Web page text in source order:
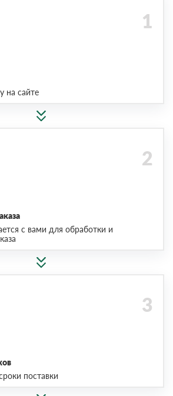
на сайте
с вами для обработки и
поставки